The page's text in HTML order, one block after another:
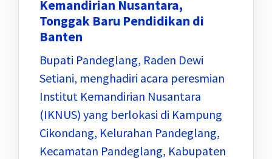
Kemandirian Nusantara,
Tonggak Baru Pendidikan di
Banten
Bupati Pandeglang, Raden Dewi
Setiani, menghadiri acara peresmian
Institut Kemandirian Nusantara
(IKNUS) yang berlokasi di Kampung
Cikondang, Kelurahan Pandeglang,
Kecamatan Pandeglang, Kabupaten